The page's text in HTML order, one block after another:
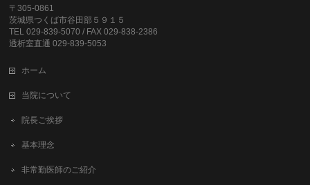
〒305-0861
茨城県つくば市谷田部５９１５
TEL 029-839-5070 / FAX 029-838-2386
透析室直通 029-839-5053
ホーム
当院について
院長ご挨拶
基本理念
非常勤医師のご紹介